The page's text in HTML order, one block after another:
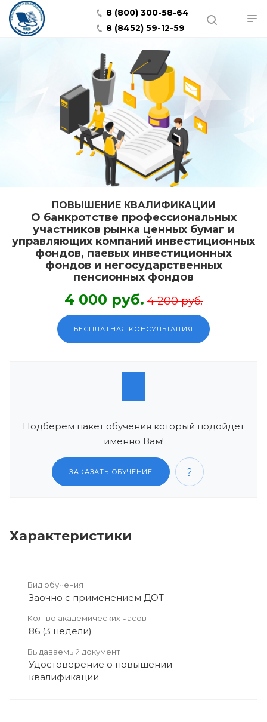
8 (800) 300-58-64
8 (8452) 59-12-59
ПОВЫШЕНИЕ КВАЛИФИКАЦИИ
О банкротстве профессиональных
участников рынка ценных бумаг и
управляющих компаний инвестиционных
фондов, паевых инвестиционных
фондов и негосударственных
пенсионных фондов
4 000 руб. 4 200 руб.
БЕСПЛАТНАЯ КОНСУЛЬТАЦИЯ
Подберем пакет обучения который подойдёт
именно Вам!
ЗАКАЗАТЬ ОБУЧЕНИЕ
Характеристики
Вид обучения
Заочно с применением ДОТ
Кол-во академических часов
86 (3 недели)
Выдаваемый документ
Удостоверение о повышении
квалификации